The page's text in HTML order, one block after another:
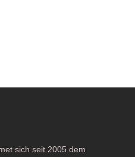
sich seit 2005 dem